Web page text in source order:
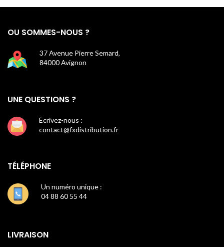
OU SOMMES-NOUS ?
37 Avenue Pierre Semard,
84000 Avignon
UNE QUESTIONS ?
Écrivez-nous :
contact@fxdistribution.fr
TÉLÉPHONE
Un numéro unique :
04 88 60 55 44
LIVRAISON